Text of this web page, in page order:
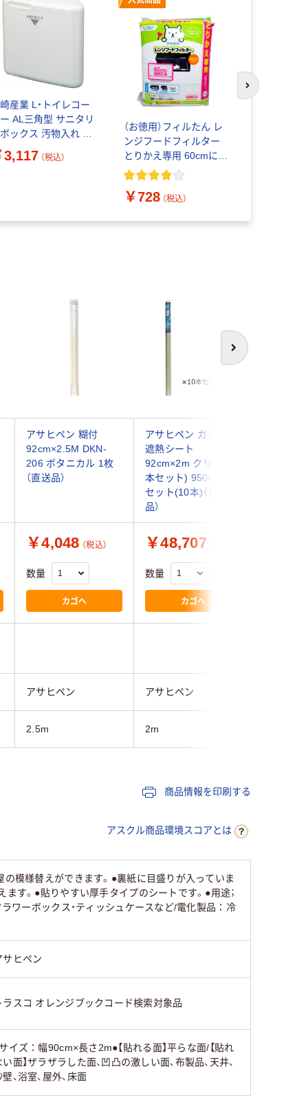
産業 L・トイレコー
AL三角型 サニタリ
ックス 汚物入れ ト
ポット 1箱(2個入)
3,117 （税込）
（お徳用）フィルたん レ
ンジフードフィルター
とりかえ専用 60cmに切
れてる ふんわりタイプ
エコープロダクツ
￥728 （税込）
次のスライド
次へ
アサヒペン 糊付
92cm×2.5M DKN-
206 ボタニカル 1枚
（直送品）
アサヒペン ガラス用
遮熱シート
92cm×2m クリヤ (10
本セット) 9500282 1
セット(10本)（直送
品）
￥4,048 （税込）
数量
カゴへ
￥48,707
数量
カゴへ
アサヒペン アサヒペン
2.5m 2m
商品情報を印刷する
アスクル商品環境スコアとは
の模様替えができます。●裏紙に目盛りが入っていま
す。●貼りやすい厚手タイプのシートです。●用途；
ラワーボックス・ティッシュケースなど/電化製品：冷
サヒペン
ラスコ オレンジブックコード検索対象品
イズ：幅90cm×長さ2m●【貼れる面】平らな面/【貼れ
い面】ザラザラした面、凹凸の激しい面、布製品、天井、
、浴室、屋外、床面